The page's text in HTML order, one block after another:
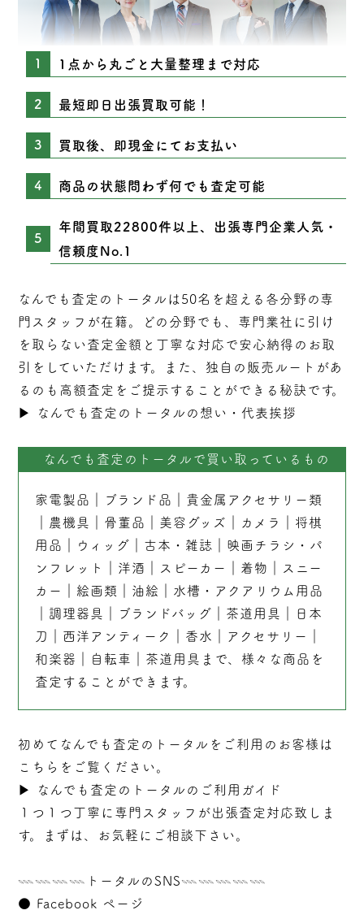
1点から丸ごと大量整理まで対応
最短即日出張買取可能！
買取後、即現金にてお支払い
商品の状態問わず何でも査定可能
年間買取22800件以上、出張専門企業人気・
信頼度No.1
なんでも査定のトータルは50名を超える各分野の専
門スタッフが在籍。どの分野でも、専門業社に引け
を取らない査定 金額と丁寧な対応で安心納得のお取
引をしていただけます。また、独自の販売ルートがあ
るのも高額査定をご提示することができる秘訣です。
▶︎
なんでも査定のトータルの想い・代表挨拶
なんでも査定のトータルで買い取っているもの
家電製品 ブランド品
貴金属アクセサリー類
農機具 骨董品 美容グッズ カメラ
将棋
用品
ウィッグ 古本 ・ 雑誌
映画チラシ・パ
ンフレット
洋酒 スピーカー 着物
スニー
カー
絵画類 油絵
水槽・アクアリウム用品
調理器具 ブランドバッグ ｜茶道用具｜
日本
刀
西洋アンティーク 香水 アクセサリー
和楽器
自転車 茶道用具 まで、様々な商品を
査定することができます。
初めてなんでも査定のトータルをご利用のお客様は
こちらをご覧ください。
▶︎
なんでも査定のトータルのご利用ガイド
１つ１つ丁寧に専門スタッフが出張査定対応致しま
す。まずは、お気軽にご相談下さい。
𓇠𓇠𓇠𓇠トータルのSNS𓇠𓇠𓇠𓇠𓇠
● Facebook ページ